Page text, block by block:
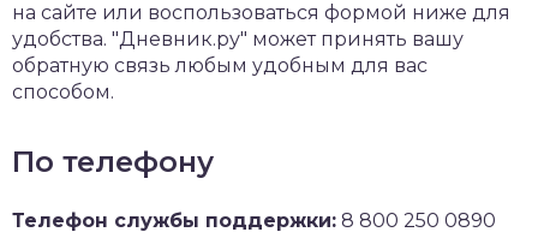
на сайте или воспользоваться формой ниже для
удобства. "Дневник.ру" может принять вашу
обратную связь любым удобным для вас
способом.
По телефону
Телефон службы поддержки: 8 800 250 0890